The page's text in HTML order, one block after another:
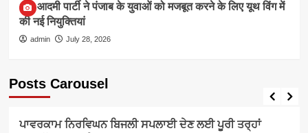
आम आदमी पार्टी ने पंजाब के युवाओं को मजबूत करने के लिए यूथ विंग में
की नई नियुक्तियां
admin July 28, 2026
Posts Carousel
ELECTRICITY SUPPLY
ਪਾਵਰਕਾਮ ਨਿਰਵਿਘਨ ਬਿਜਲੀ ਸਪਲਾਈ ਦੇਣ ਲਈ ਪੂਰੀ ਤਰ੍ਹਾਂ